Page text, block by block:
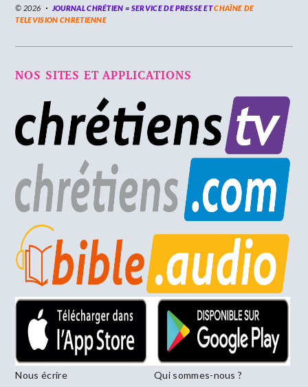
© 2026 JOURNAL CHRÉTIEN = SERVICE DE PRESSE ETCHAÎNE DE
TELEVISION CHRETIENNE
NOS SITES ET APPLICATIONS
Nous écrire
Qui sommes-nous ?